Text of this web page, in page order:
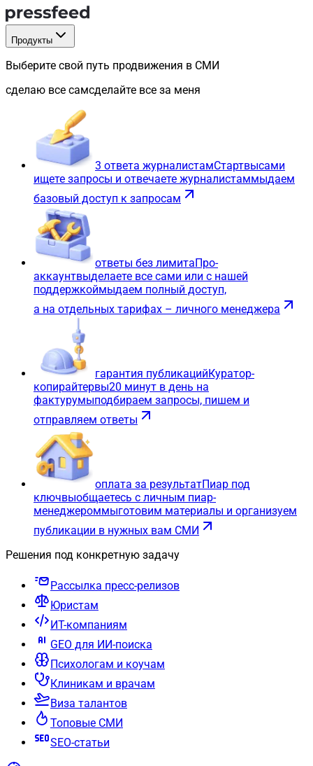
Продукты
Выберите свой путь продвижения в СМИ
сделаю все самсделайте все за меня
3 ответа журналистамСтартвысами
ищете запросы и отвечаете журналистаммыдаем
базовый доступ к запросам
ответы без лимитаПро-
аккаунтвыделаете все сами или с нашей
поддержкоймыдаем полный доступ,
а на отдельных тарифах – личного менеджера
гарантия публикацийКуратор-
копирайтервы20 минут в день на
фактурумыподбираем запросы, пишем и
отправляем ответы
оплата за результатПиар под
ключвыобщаетесь с личным пиар-
менеджероммыготовим материалы и организуем
публикации в нужных вам СМИ
Решения под конкретную задачу
Рассылка пресс-релизов
Юристам
ИТ-компаниям
GEO для ИИ-поиска
Психологам и коучам
Клиникам и врачам
Виза талантов
Топовые СМИ
SEO-статьи